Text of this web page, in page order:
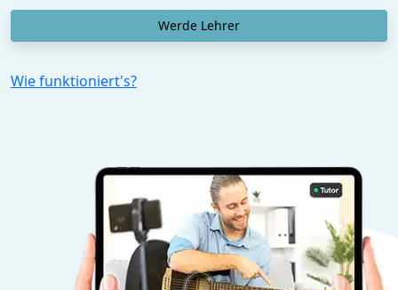
Werde Lehrer
Wie funktioniert's?